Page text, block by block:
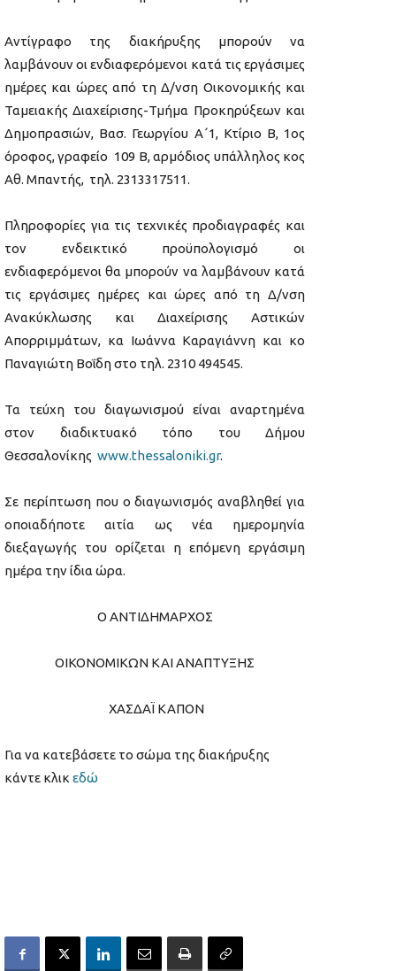
Αντίγραφο της διακήρυξης μπορούν να
λαμβάνουν οι ενδιαφερόμενοι κατά τις εργάσιμες
ημέρες και ώρες από τη Δ/νση Οικονομικής και
Ταμειακής Διαχείρισης-Τμήμα Προκηρύξεων και
Δημοπρασιών, Βασ. Γεωργίου Α΄1, Κτίριο Β, 1ος
όροφος, γραφείο 109 Β, αρμόδιος υπάλληλος κος
Αθ. Μπαντής, τηλ. 2313317511.
Πληροφορίες για τις τεχνικές προδιαγραφές και
τον ενδεικτικό προϋπολογισμό οι
ενδιαφερόμενοι θα μπορούν να λαμβάνουν κατά
τις εργάσιμες ημέρες και ώρες από τη Δ/νση
Ανακύκλωσης και Διαχείρισης Αστικών
Απορριμμάτων, κα Ιωάννα Καραγιάννη και κο
Παναγιώτη Βοΐδη στο τηλ. 2310 494545.
Τα τεύχη του διαγωνισμού είναι αναρτημένα
στον διαδικτυακό τόπο του Δήμου
Θεσσαλονίκης www.thessaloniki.gr.
Σε περίπτωση που ο διαγωνισμός αναβληθεί για
οποιαδήποτε αιτία ως νέα ημερομηνία
διεξαγωγής του ορίζεται η επόμενη εργάσιμη
ημέρα την ίδια ώρα.
Ο ΑΝΤΙΔΗΜΑΡΧΟΣ
ΟΙΚΟΝΟΜΙΚΩΝ ΚΑΙ ΑΝΑΠΤΥΞΗΣ
ΧΑΣΔΑΪ ΚΑΠΟΝ
Για να κατεβάσετε το σώμα της διακήρυξης
κάντε κλικ εδώ